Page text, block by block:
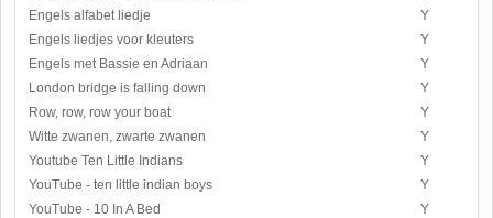
Engels alfabet liedje
Y
Engels liedjes voor kleuters
Y
Engels met Bassie en Adriaan
Y
London bridge is falling down
Y
Row, row, row your boat
Y
Witte zwanen, zwarte zwanen
Y
Youtube Ten Little Indians
Y
YouTube - ten little indian boys
Y
YouTube - 10 In A Bed
Y